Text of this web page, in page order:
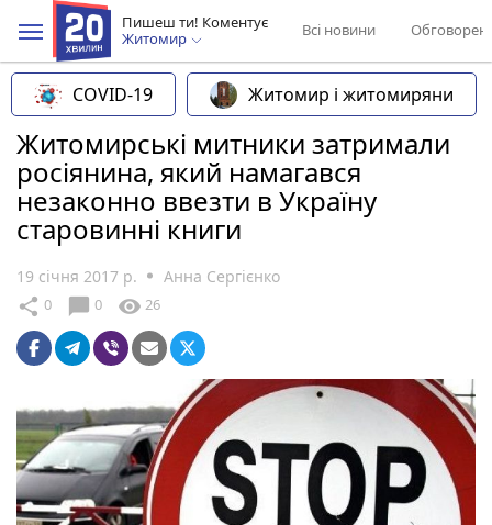
Пишеш ти! Коментує
Житомир
Всі новини
COVID-19 Житомир і житомиряни
Житомирські митники затримали
росіянина, який намагався
незаконно ввезти в Україну
старовинні книги
19 січня 2017 р. Анна Сергієнко
share 0 chat_bubble 0 visibility 26